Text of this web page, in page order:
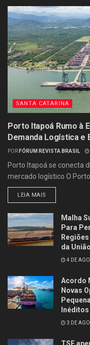
SANTA CATARINA
Porto Itapoá Rumo à
Demanda Logística e
POR FÓRUM REVISTA BRASIL
Porto Itapoá se conecta
mercado logístico O
LEIA MAIS
Malha
Para
da União
4 DE
Acordo
Novas
Inéditos
3 DE